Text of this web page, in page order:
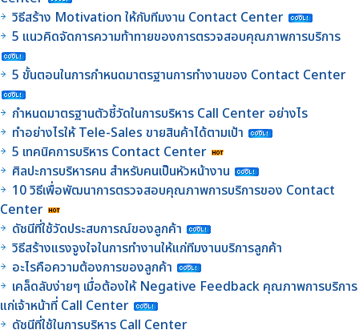
วิธีสร้าง Motivation ให้กับทีมงาน Contact Center
5 แนวคิดจัดการความท้าทายของการตรวจสอบคุณภาพการบริการ
5 ขั้นตอนในการกำหนดมาตรฐานการทำงานของ Contact Center
กำหนดมาตรฐานตัวชี้วัดในการบริหาร Call Center อย่างไร
ทำอย่างไรให้ Tele-Sales ขายสินค้าได้ตามเป้า
5 เทคนิคการบริหาร Contact Center
ศิลปะการบริหารคน สำหรับคนเป็นหัวหน้างาน
10 วิธีเพื่อพัฒนาการตรวจสอบคุณภาพการบริการของ Contact
Center
ดัชนีที่ใช้วัดประสบการณ์ของลูกค้า
วิธีสร้างแรงจูงใจในการทำงานให้แก่ทีมงานบริการลูกค้า
อะไรคือความต้องการของลูกค้า
เคล็ดลับง่ายๆ เมื่อต้องให้ Negative Feedback คุณภาพการบริการ
แก่เจ้าหน้าที่ Call Center
ดัชนีที่ใช้ในการบริหาร Call Center